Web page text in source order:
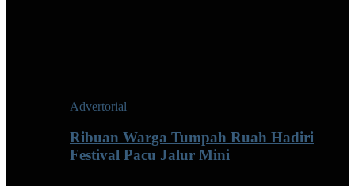
Advertorial
Ribuan Warga Tumpah Ruah Hadiri
Festival Pacu Jalur Mini